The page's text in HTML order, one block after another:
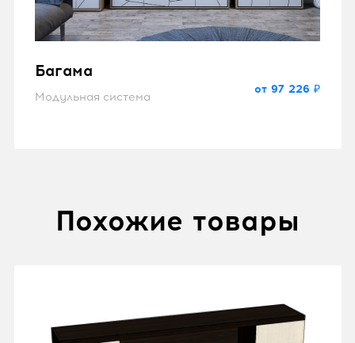
Багама
Модульная система
от 97 226 ₽
Похожие товары